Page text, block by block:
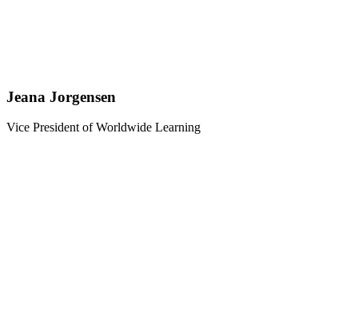
Jeana Jorgensen
Vice President of Worldwide Learning